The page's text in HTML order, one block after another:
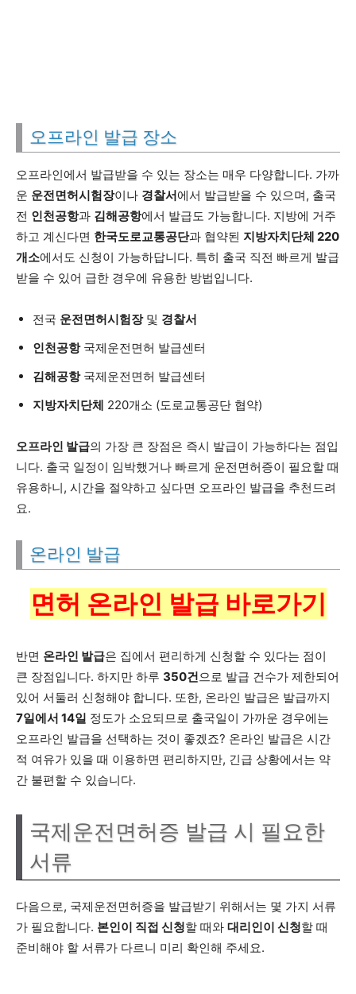
오프라인 발급 장소
오프라인에서 발급받을 수 있는 장소는 매우 다양합니다. 가까
운 운전면허시험장이나 경찰서에서 발급받을 수 있으며, 출국
전 인천공항과 김해공항에서 발급도 가능합니다. 지방에 거주
하고 계신다면 한국도로교통공단과 협약된 지방자치단체 220
개소에서도 신청이 가능하답니다. 특히 출국 직전 빠르게 발급
받을 수 있어 급한 경우에 유용한 방법입니다.
전국 운전면허시험장및 경찰서
인천공항국제운전면허 발급센터
김해공항국제운전면허 발급센터
지방자치단체 220개소 (도로교통공단 협약)
오프라인 발급의 가장 큰 장점은 즉시 발급이 가능하다는 점입
니다. 출국 일정이 임박했거나 빠르게 운전면허증이 필요할 때
유용하니, 시간을 절약하고 싶다면 오프라인 발급을 추천드려
요.
온라인 발급
면허 온라인 발급 바로가기
반면 온라인 발급은 집에서 편리하게 신청할 수 있다는 점이
큰 장점입니다. 하지만 하루 350건으로 발급 건수가 제한되어
있어 서둘러 신청해야 합니다. 또한, 온라인 발급은 발급까지
7일에서 14일 정도가 소요되므로 출국일이 가까운 경우에는
오프라인 발급을 선택하는 것이 좋겠죠? 온라인 발급은 시간
적 여유가 있을 때 이용하면 편리하지만, 긴급 상황에서는 약
간 불편할 수 있습니다.
국제운전면허증 발급 시 필요한
서류
다음으로, 국제운전면허증을 발급받기 위해서는 몇 가지 서류
가 필요합니다. 본인이 직접 신청할 때와 대리인이 신청할 때
준비해야 할 서류가 다르니 미리 확인해 주세요.